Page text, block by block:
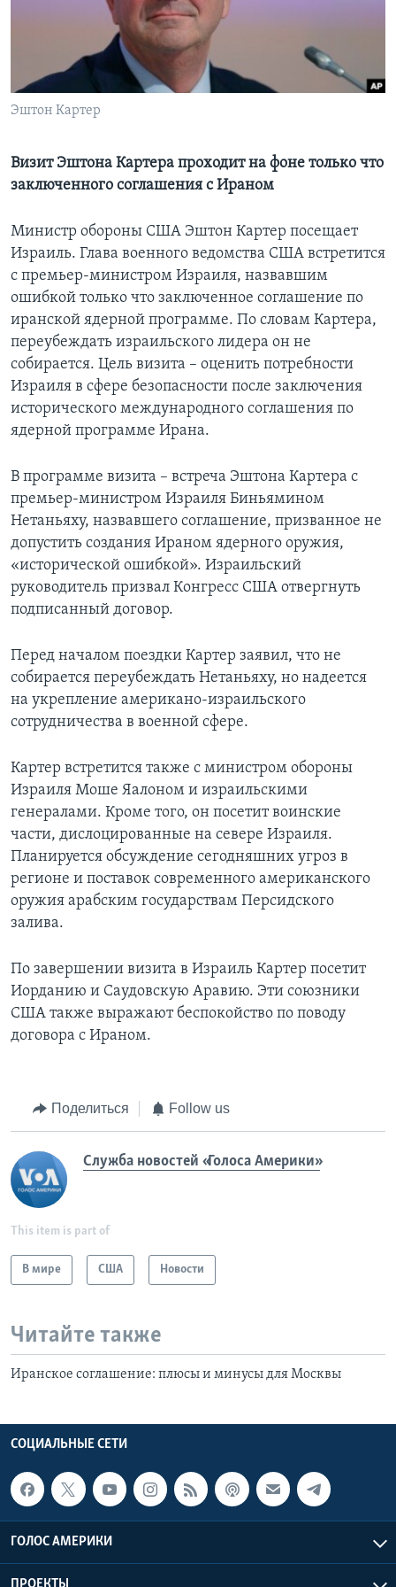
Learning English
СОЦИАЛЬНЫЕ СЕТИ
Языки
Эштон Картер
Визит Эштона Картера проходит на фоне только что
заключенного соглашения с Ираном
Министр обороны США Эштон Картер посещает
Израиль. Глава военного ведомства США встретится
с премьер-министром Израиля, назвавшим
ошибкой только что заключенное соглашение по
иранской ядерной программе. По словам Картера,
переубеждать израильского лидера он не
собирается. Цель визита – оценить потребности
Израиля в сфере безопасности после заключения
исторического международного соглашения по
ядерной программе Ирана.
В программе визита – встреча Эштона Картера с
премьер-министром Израиля Биньямином
Нетаньяху, назвавшего соглашение, призванное не
допустить создания Ираном ядерного оружия,
«исторической ошибкой». Израильский
руководитель призвал Конгресс США отвергнуть
подписанный договор.
Перед началом поездки Картер заявил, что не
собирается переубеждать Нетаньяху, но надеется
на укрепление американо-израильского
сотрудничества в военной сфере.
Картер встретится также с министром обороны
Израиля Моше Яалоном и израильскими
генералами. Кроме того, он посетит воинские
части, дислоцированные на севере Израиля.
Планируется обсуждение сегодняшних угроз в
регионе и поставок современного американского
оружия арабским государствам Персидского
залива.
По завершении визита в Израиль Картер посетит
Иорданию и Саудовскую Аравию. Эти союзники
США также выражают беспокойство по поводу
договора с Ираном.
Поделиться Follow us
Служба новостей «Голоса Америки»
This item is part of
В мире США Новости
Читайте также
Иранское соглашение: плюсы и минусы для Москвы
СОЦИАЛЬНЫЕ СЕТИ
ГОЛОС АМЕРИКИ
ПРОЕКТЫ